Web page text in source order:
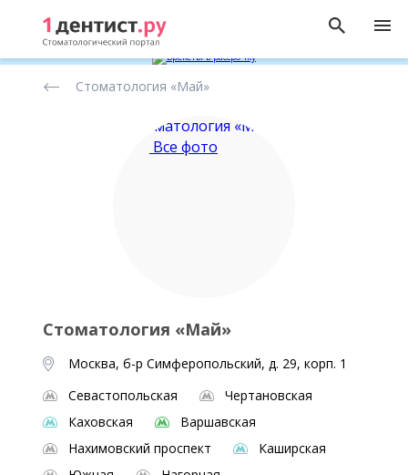
стоматологических
Стоматология «Май»
Все фото
Стоматология «Май»
Москва, б-р Симферопольский, д. 29, корп. 1
Севастопольская
Чертановская
Каховская
Варшавская
Нахимовский проспект
Каширская